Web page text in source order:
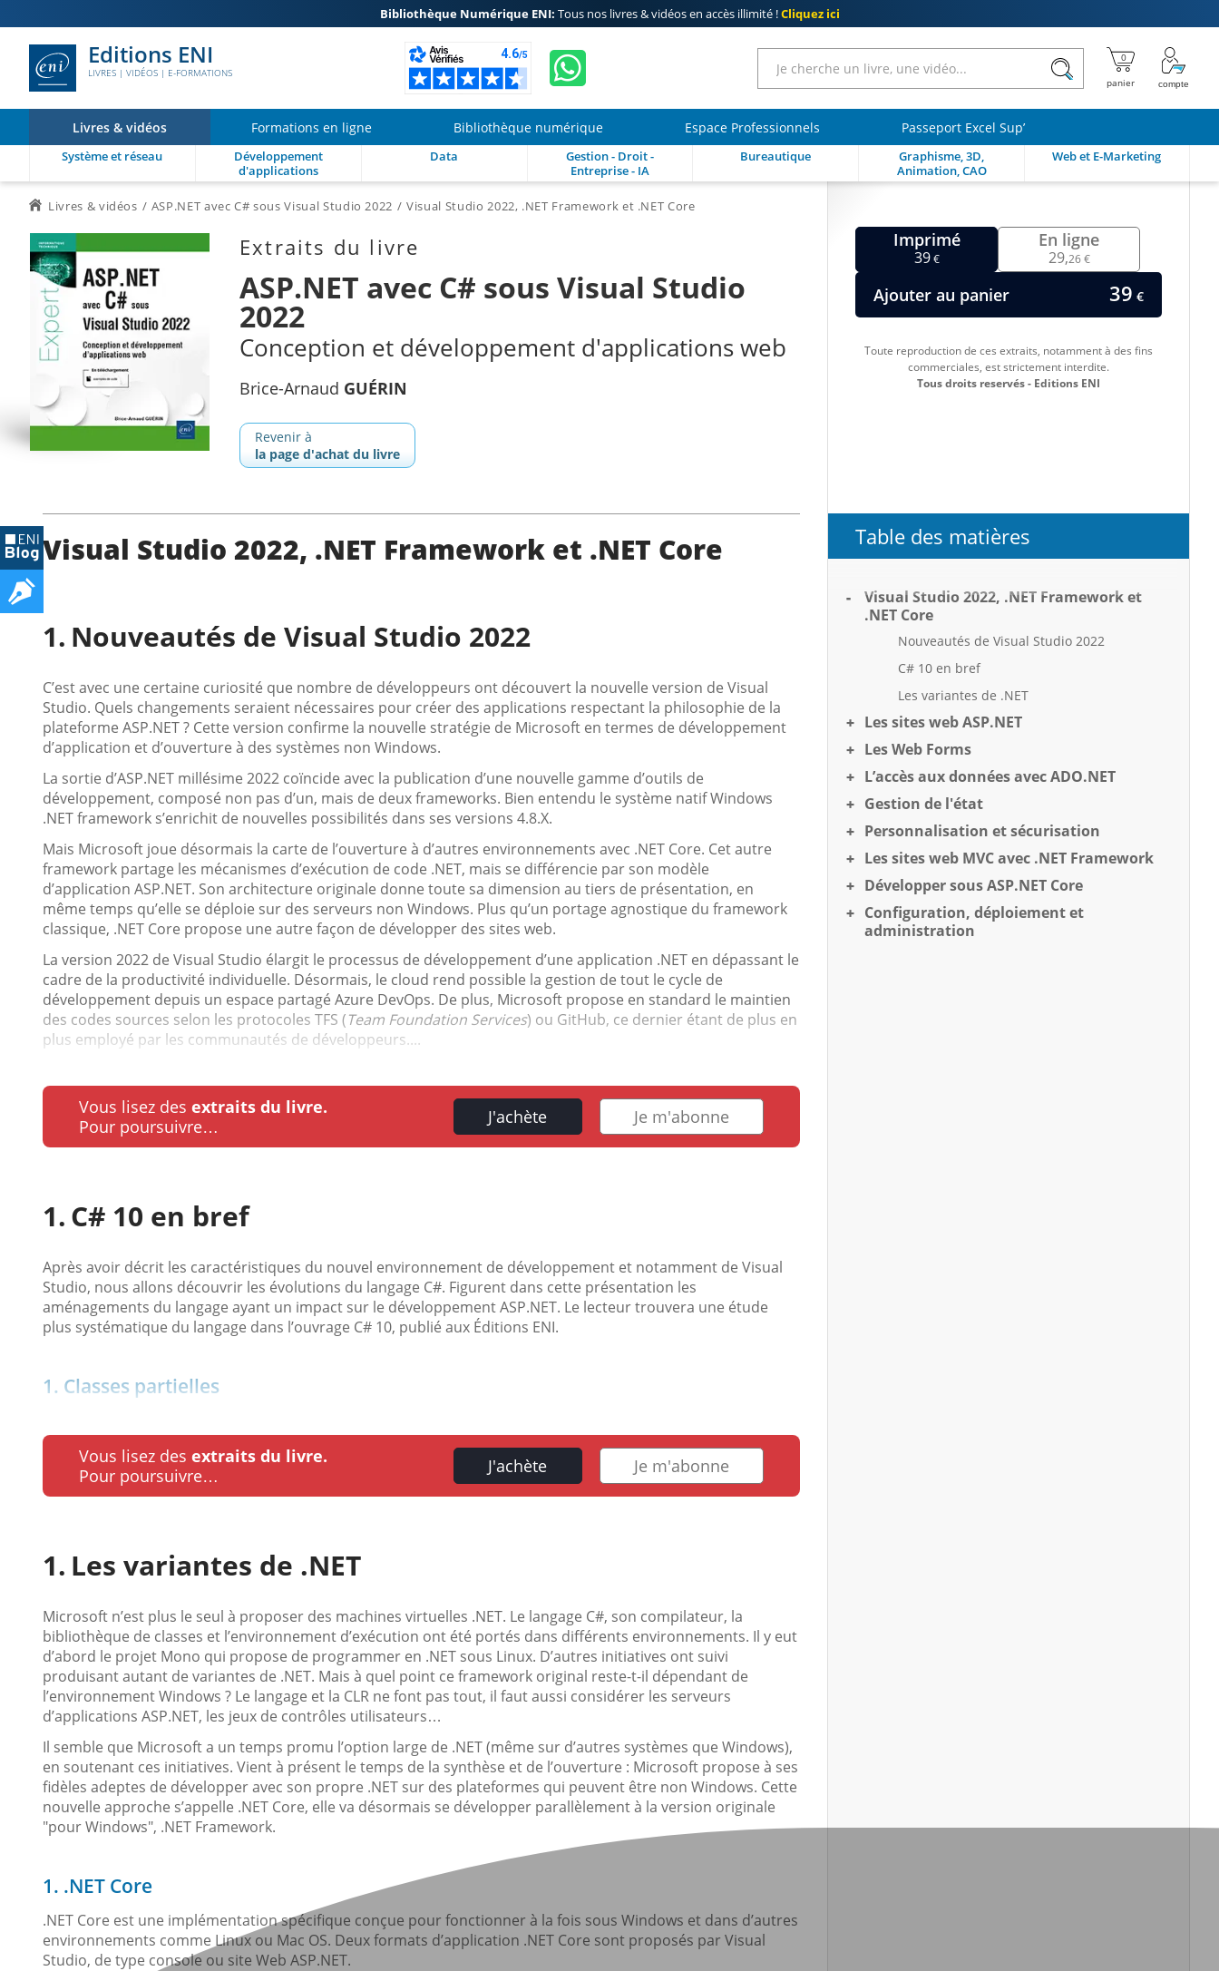
Bibliothèque Numérique ENI: Tous nos livres & vidéos en accès illimité !Cliquez ici
Editions ENI
LIVRES | VIDÉOS | E-FORMATIONS
Livres & vidéos Formations en ligne Bibliothèque numérique Espace Professionnels Passeport Excel Sup’
Système et réseau
Développement
d'applications
Data
Gestion - Droit -
Entreprise - IA
Bureautique
Graphisme, 3D,
Animation, CAO
Web et E-Marketing
Livres & vidéos ASP.NET avec C# sous Visual Studio 2022 Visual Studio 2022, .NET Framework et .NET Core
Extraits du livre
ASP.NET avec C# sous Visual Studio
2022
Conception et développement d'applications web
Brice-Arnaud GUÉRIN
Revenir à
la page d'achat du livre
Imprimé
39€
En ligne
29,26 €
Ajouter au panier 39 €
Toute reproduction de ces extraits, notamment à des fins
commerciales, est strictement interdite.
Tous droits reservés - Editions ENI
Visual Studio 2022, .NET Framework et .NET Core
Nouveautés de Visual Studio 2022
C’est avec une certaine curiosité que nombre de développeurs ont découvert la nouvelle version de Visual
Studio. Quels changements seraient nécessaires pour créer des applications respectant la philosophie de la
plateforme ASP.NET ? Cette version confirme la nouvelle stratégie de Microsoft en termes de développement
d’application et d’ouverture à des systèmes non Windows.
La sortie d’ASP.NET millésime 2022 coïncide avec la publication d’une nouvelle gamme d’outils de
développement, composé non pas d’un, mais de deux frameworks. Bien entendu le système natif Windows
.NET framework s’enrichit de nouvelles possibilités dans ses versions 4.8.X.
Mais Microsoft joue désormais la carte de l’ouverture à d’autres environnements avec .NET Core. Cet autre
framework partage les mécanismes d’exécution de code .NET, mais se différencie par son modèle
d’application ASP.NET. Son architecture originale donne toute sa dimension au tiers de présentation, en
même temps qu’elle se déploie sur des serveurs non Windows. Plus qu’un portage agnostique du framework
classique, .NET Core propose une autre façon de développer des sites web.
La version 2022 de Visual Studio élargit le processus de développement d’une application .NET en dépassant le
cadre de la productivité individuelle. Désormais, le cloud rend possible la gestion de tout le cycle de
développement depuis un espace partagé Azure DevOps. De plus, Microsoft propose en standard le maintien
des codes sources selon les protocoles TFS (Team Foundation Services) ou GitHub, ce dernier étant de plus en
plus employé par les communautés de développeurs....
Vous lisez des extraits du livre.
Pour poursuivre…
J'achète Je m'abonne
C# 10 en bref
Après avoir décrit les caractéristiques du nouvel environnement de développement et notamment de Visual
Studio, nous allons découvrir les évolutions du langage C#. Figurent dans cette présentation les
aménagements du langage ayant un impact sur le développement ASP.NET. Le lecteur trouvera une étude
plus systématique du langage dans l’ouvrage C# 10, publié aux Éditions ENI.
1. Classes partielles
Vous lisez des extraits du livre.
Pour poursuivre…
J'achète Je m'abonne
Les variantes de .NET
Microsoft n’est plus le seul à proposer des machines virtuelles .NET. Le langage C#, son compilateur, la
bibliothèque de classes et l’environnement d’exécution ont été portés dans différents environnements. Il y eut
d’abord le projet Mono qui propose de programmer en .NET sous Linux. D’autres initiatives ont suivi
produisant autant de variantes de .NET. Mais à quel point ce framework original reste-t-il dépendant de
l’environnement Windows ? Le langage et la CLR ne font pas tout, il faut aussi considérer les serveurs
d’applications ASP.NET, les jeux de contrôles utilisateurs…
Il semble que Microsoft a un temps promu l’option large de .NET (même sur d’autres systèmes que Windows),
en soutenant ces initiatives. Vient à présent le temps de la synthèse et de l’ouverture : Microsoft propose à ses
fidèles adeptes de développer avec son propre .NET sur des plateformes qui peuvent être non Windows. Cette
nouvelle approche s’appelle .NET Core, elle va désormais se développer parallèlement à la version originale
"pour Windows", .NET Framework.
1. .NET Core
.NET Core est une implémentation spécifique conçue pour fonctionner à la fois sous Windows et dans d’autres
environnements comme Linux ou Mac OS. Deux formats d’application .NET Core sont proposés par Visual
Studio, de type console ou site Web ASP.NET.
Table des matières
Visual Studio 2022, .NET Framework et
.NET Core
Nouveautés de Visual Studio 2022
C# 10 en bref
Les variantes de .NET
Les sites web ASP.NET
Les Web Forms
L’accès aux données avec ADO.NET
Gestion de l'état
Personnalisation et sécurisation
Les sites web MVC avec .NET Framework
Développer sous ASP.NET Core
Configuration, déploiement et
administration